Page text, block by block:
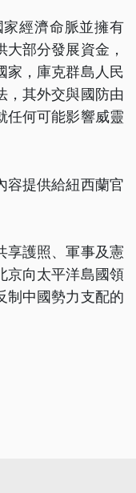
經濟命脈並擁有
部分發展資金，
家，庫克群島人民
，其外交與國防由
任何可能影響威靈
容提供給紐西蘭官
享護照、軍事及憲
京向太平洋島國領
制中國勢力支配的